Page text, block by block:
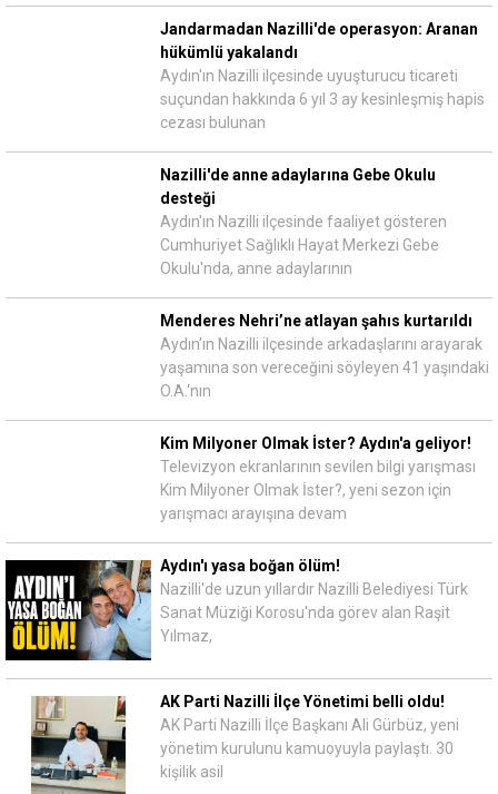
Jandarmadan Nazilli'de operasyon: Aranan
hükümlü yakalandı
Aydın'ın Nazilli ilçesinde uyuşturucu ticareti
suçundan hakkında 6 yıl 3 ay kesinleşmiş hapis
cezası bulunan
Nazilli'de anne adaylarına Gebe Okulu
desteği
Aydın'ın Nazilli ilçesinde faaliyet gösteren
Cumhuriyet Sağlıklı Hayat Merkezi Gebe
Okulu'nda, anne adaylarının
Menderes Nehri’ne atlayan şahıs kurtarıldı
Aydın’ın Nazilli ilçesinde arkadaşlarını arayarak
yaşamına son vereceğini söyleyen 41 yaşındaki
O.A.‘nın
Kim Milyoner Olmak İster? Aydın'a geliyor!
Televizyon ekranlarının sevilen bilgi yarışması
Kim Milyoner Olmak İster?, yeni sezon için
yarışmacı arayışına devam
Aydın'ı yasa boğan ölüm!
Nazilli'de uzun yıllardır Nazilli Belediyesi Türk
Sanat Müziği Korosu'nda görev alan Raşit
Yılmaz,
AK Parti Nazilli İlçe Yönetimi belli oldu!
AK Parti Nazilli İlçe Başkanı Ali Gürbüz, yeni
yönetim kurulunu kamuoyuyla paylaştı. 30
kişilik asil